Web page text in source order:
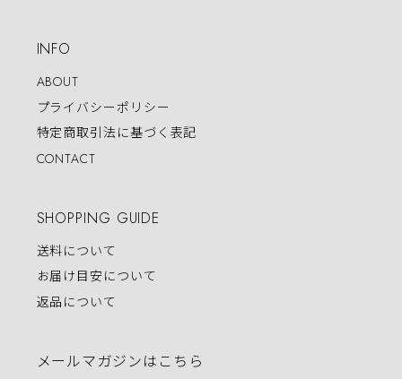
INFO
ABOUT
プライバシーポリシー
特定商取引法に基づく表記
CONTACT
SHOPPING GUIDE
送料について
お届け目安について
返品について
メールマガジンはこちら